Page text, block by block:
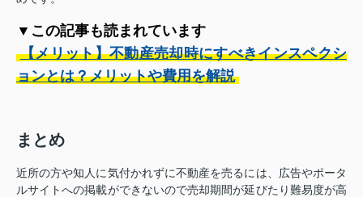
▼この記事も読まれています
【メリット】不動産売却時にすべきインスペクシ
ョンとは？メリットや費用を解説
まとめ
近所の方や知人に気付かれずに不動産を売るには、広告やポータ
ルサイトへの掲載ができないので売却期間が延びたり難易度が高